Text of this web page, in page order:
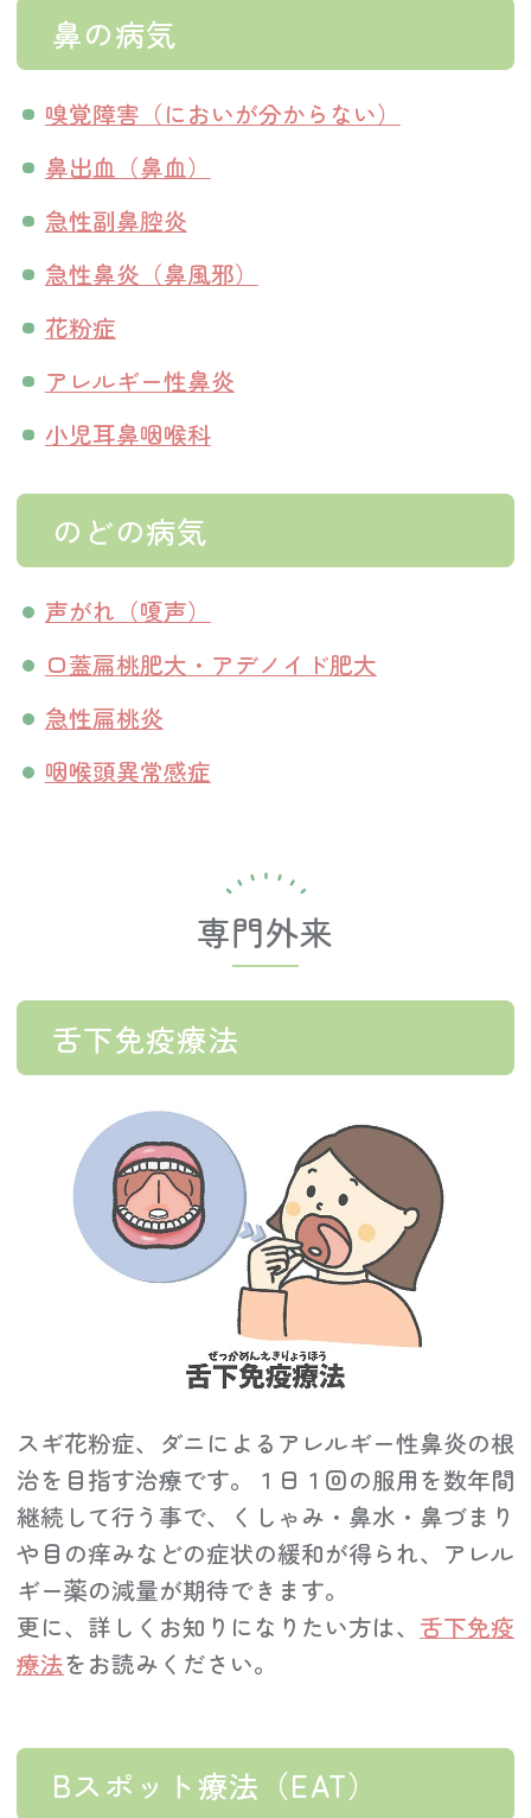
鼻の病気
嗅覚障害（においが分からない）
鼻出血（鼻血）
急性副鼻腔炎
急性鼻炎（鼻風邪）
花粉症
アレルギー性鼻炎
小児耳鼻咽喉科
のどの病気
声がれ（嗄声）
口蓋扁桃肥大・アデノイド肥大
急性扁桃炎
咽喉頭異常感症
専門外来
舌下免疫療法
スギ花粉症、ダニによるアレルギー性鼻炎の根
治を目指す治療です。１日１回の服用を数年間
継続して行う事で、くしゃみ・鼻水・鼻づまり
や目の痒みなどの症状の緩和が得られ、アレル
ギー薬の減量が期待できます。
更に、詳しくお知りになりたい方は、 舌下免疫
療法をお読みください。
Bスポット療法（EAT）